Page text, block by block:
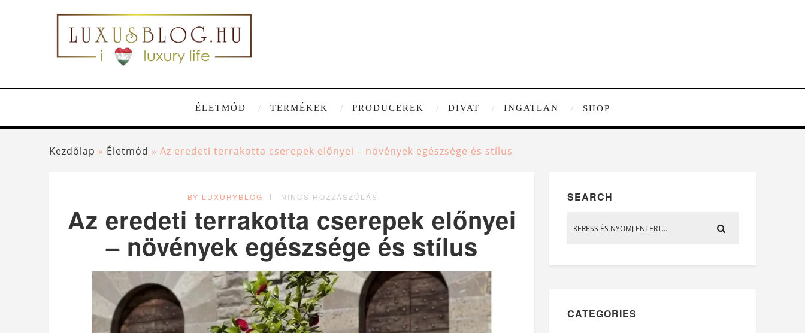
ÉLETMÓD TERMÉKEK PRODUCEREK DIVAT INGATLAN SHOP
Kezdőlap » Életmód » Az eredeti terrakotta cserepek előnyei – növények egészsége és stílus
BY LUXURYBLOG NINCS HOZZÁSZÓLÁS
Az eredeti terrakotta cserepek előnyei
– növények egészsége és stílus
SEARCH
CATEGORIES